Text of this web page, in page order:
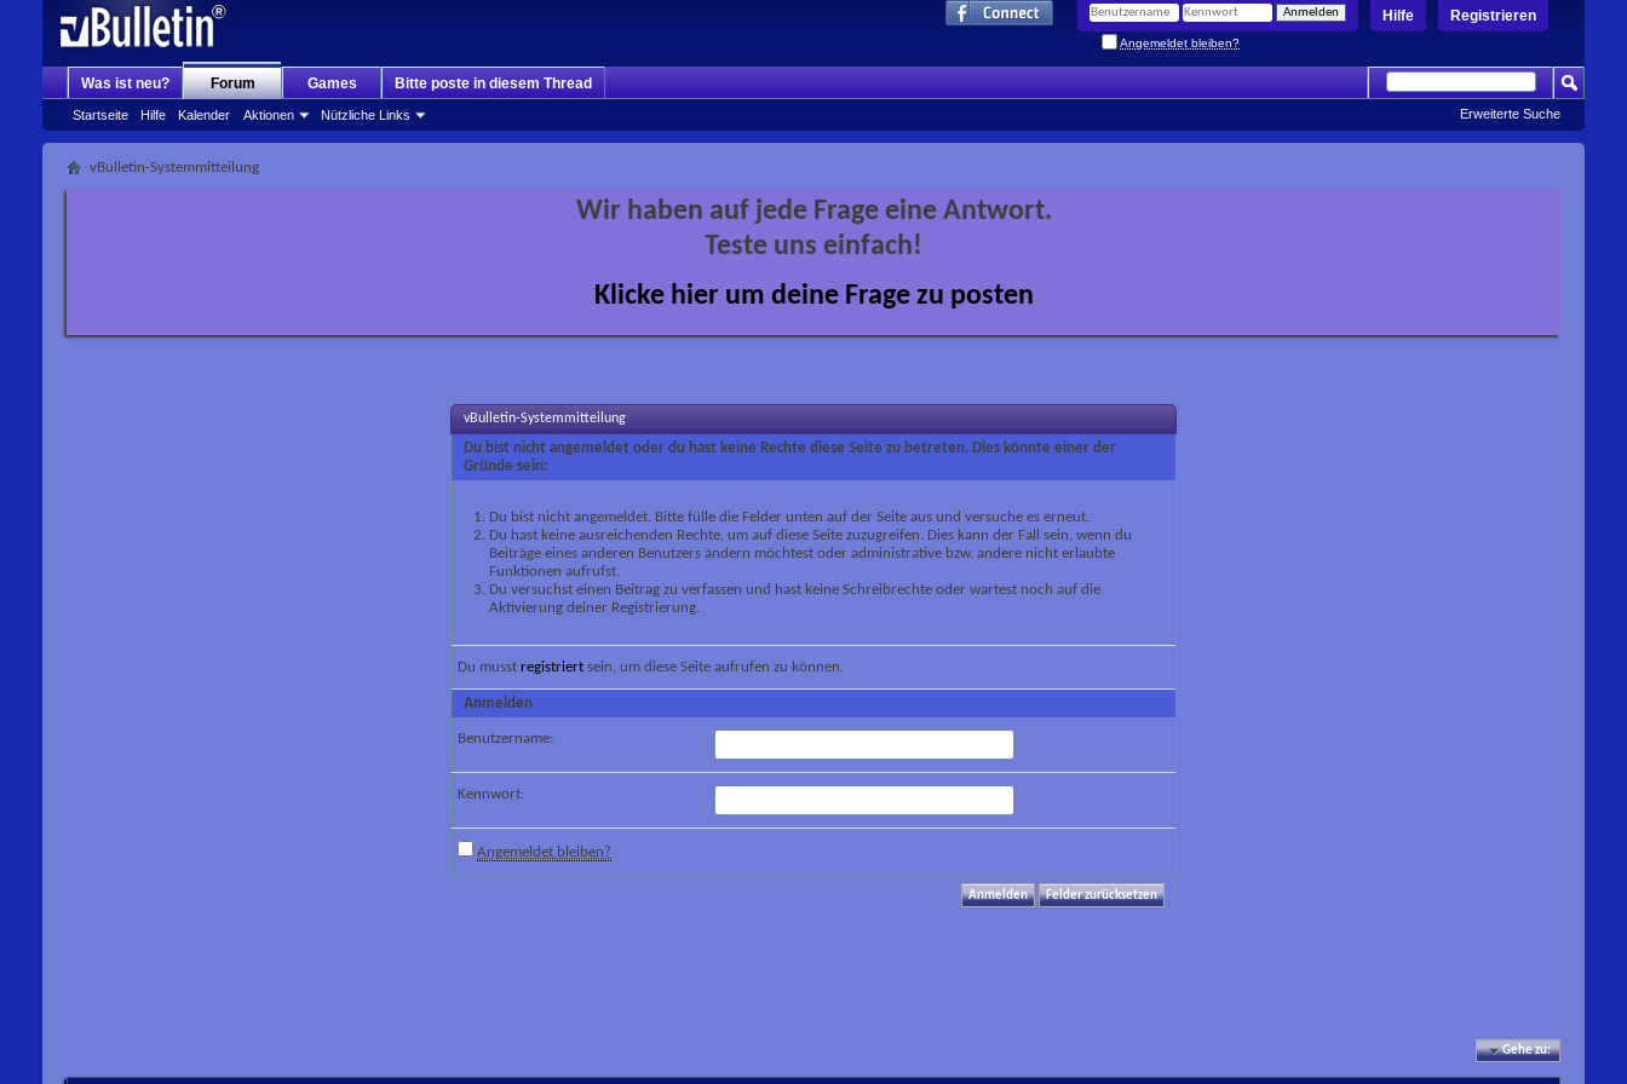
Registrieren
Hilfe
Angemeldet bleiben?
Was ist neu? Forum
Startseite Hilfe Kalender Aktionen Nützliche Links
Games Bitte poste in diesem Thread
Erweiterte Suche
vBulletin-Systemmitteilung
Wir haben auf jede Frage eine Antwort.
Teste uns einfach!
Klicke hier um deine Frage zu posten
vBulletin-Systemmitteilung
Du bist nicht angemeldet oder du hast keine Rechte diese Seite zu betreten. Dies könnte einer der
Gründe sein:
Du bist nicht angemeldet. Bitte fülle die Felder unten auf der Seite aus und versuche es erneut.
Du hast keine ausreichenden Rechte, um auf diese Seite zuzugreifen. Dies kann der Fall sein, wenn du
Beiträge eines anderen Benutzers ändern möchtest oder administrative bzw. andere nicht erlaubte
Funktionen aufrufst.
Du versuchst einen Beitrag zu verfassen und hast keine Schreibrechte oder wartest noch auf die
Aktivierung deiner Registrierung.
Du musst registriert sein, um diese Seite aufrufen zu können.
Anmelden
Benutzername:
Kennwort:
Angemeldet bleiben?
Gehe zu: